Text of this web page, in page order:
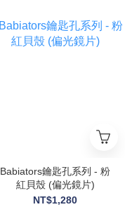
Babiators鑰匙孔系列 - 粉
紅貝殼 (偏光鏡片)
NT$1,280